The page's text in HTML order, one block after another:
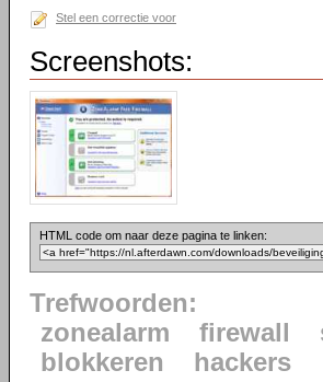
Stel een correctie voor
Screenshots:
HTML code om naar deze pagina te linken:
Trefwoorden:
zonealarm
firewall
blokkeren
hackers